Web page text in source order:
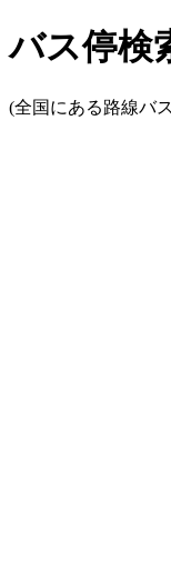
バス停検
(全国にある路線バ